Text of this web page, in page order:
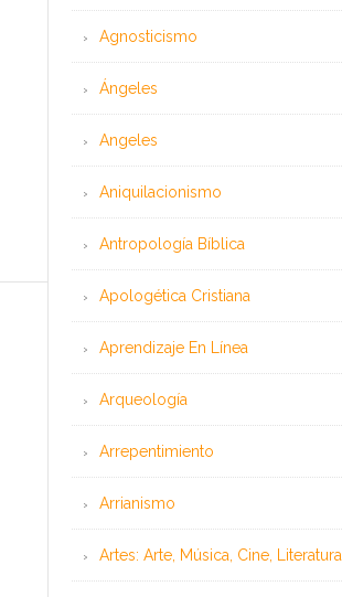
Agnosticismo
Ángeles
Angeles
Aniquilacionismo
Antropología Bíblica
Apologética Cristiana
Aprendizaje En Línea
Arqueología
Arrepentimiento
Arrianismo
Artes: Arte, Música, Cine, Literatura